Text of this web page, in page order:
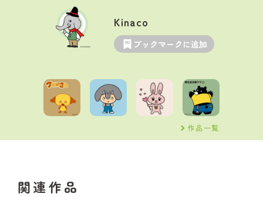
Kinaco
ブックマークに追加
作品一覧
関連作品